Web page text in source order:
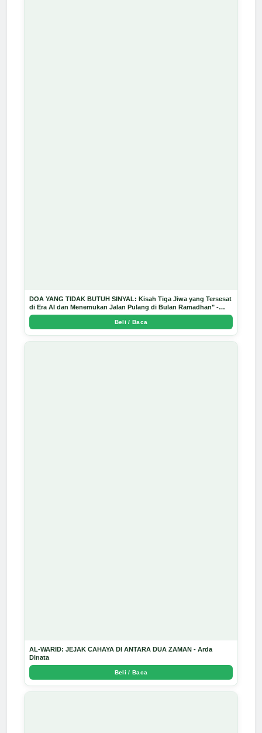
DOA YANG TIDAK BUTUH SINYAL: Kisah Tiga Jiwa yang Tersesat
di Era AI dan Menemukan Jalan Pulang di Bulan Ramadhan" -
Arda Dinata
Beli / Baca
AL-WARID: JEJAK CAHAYA DI ANTARA DUA ZAMAN - Arda
Dinata
Beli / Baca